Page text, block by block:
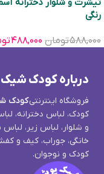
رنگی
۵۸۸,۰۰۰تومان ۴۸۸,۰۰۰
درباره کودک
فروشگاه اینترنتیکودک
کودک، لباس دخترانه،
و شلوار، لباس زیر،
خانگی، جوراب، کیف و
کودک و نوجوان.